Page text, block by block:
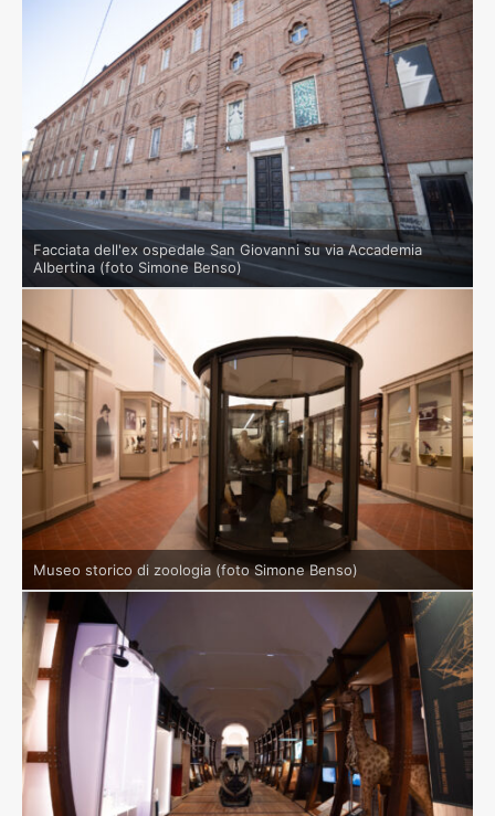
Facciata dell'ex ospedale San Giovanni su via Accademia
Albertina (foto Simone Benso)
Museo storico di zoologia (foto Simone Benso)